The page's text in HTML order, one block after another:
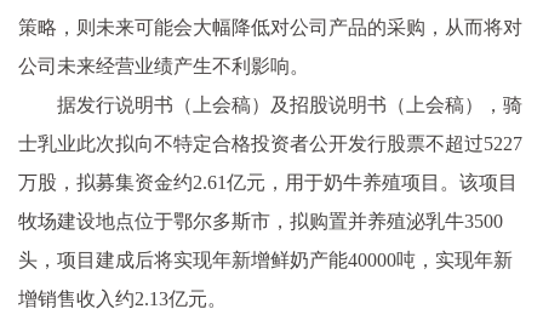
策略，则未来可能会大幅降低对公司产品的采购，从而将对
公司未来经营业绩产生不利影响。
据发行说明书（上会稿）及招股说明书（上会稿），骑
士乳业此次拟向不特定合格投资者公开发行股票不超过5227
万股，拟募集资金约2.61亿元，用于奶牛养殖项目。该项目
牧场建设地点位于鄂尔多斯市，拟购置并养殖泌乳牛3500
头，项目建成后将实现年新增鲜奶产能40000吨，实现年新
增销售收入约2.13亿元。